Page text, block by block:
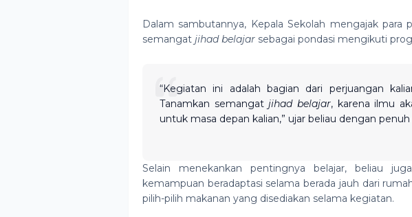
Dalam sambutannya, Kepala Sekolah mengajak
semangat jihad belajar sebagai pondasi mengikuti
“Kegiatan ini adalah bagian dari perjuangan
Tanamkan semangatjihad belajar, karena ilmu
untuk masa depan kalian,” ujar beliau dengan
Selain menekankan pentingnya belajar, beliau
kemampuan beradaptasi selama berada jauh dari
pilih-pilih makanan yang disediakan selama kegiatan.